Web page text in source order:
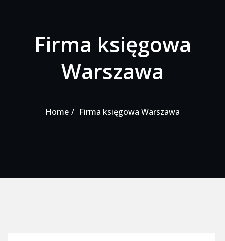
Firma księgowa
Warszawa
Home Firma księgowa Warszawa